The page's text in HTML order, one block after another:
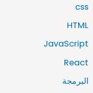
css
HTML
JavaScript
React
البرمجة